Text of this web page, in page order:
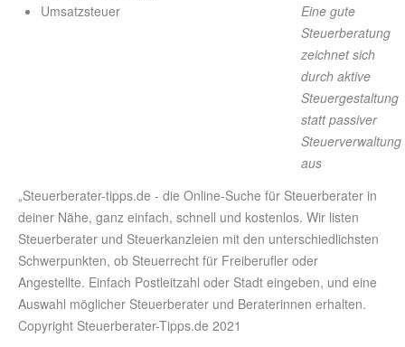
Umsatzsteuer
Eine gute
Steuerberatung
zeichnet sich
durch aktive
Steuergestaltung
statt passiver
Steuerverwaltung
aus
„Steuerberater-tipps.de - die Online-Suche für Steuerberater in
deiner Nähe, ganz einfach, schnell und kostenlos. Wir listen
Steuerberater und Steuerkanzleien mit den unterschiedlichsten
Schwerpunkten, ob Steuerrecht für Freiberufler oder
Angestellte. Einfach Postleitzahl oder Stadt eingeben, und eine
Auswahl möglicher Steuerberater und Beraterinnen erhalten.
Copyright Steuerberater-Tipps.de 2021